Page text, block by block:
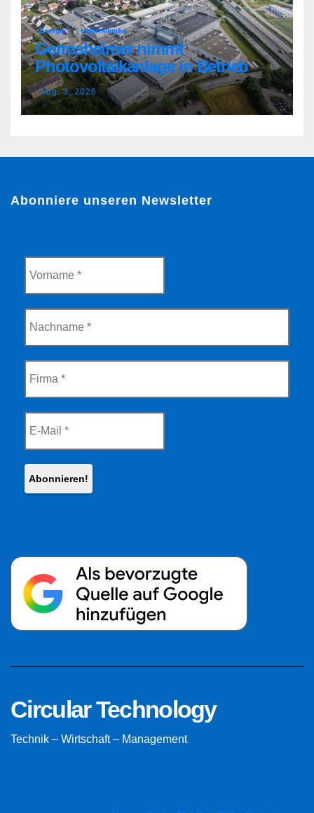
Energie Unternehmen
Gerresheimer nimmt
Photovoltaikanlage in Betrieb
Aug. 3, 2026
Abonniere unseren Newsletter
Circular Technology
Technik – Wirtschaft – Management